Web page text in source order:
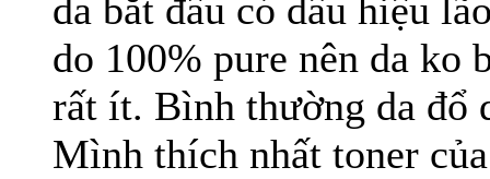
da bắt đầu có dấu hiệu
do 100% pure nên da ko
rất ít. Bình thường da đổ
Mình thích nhất toner